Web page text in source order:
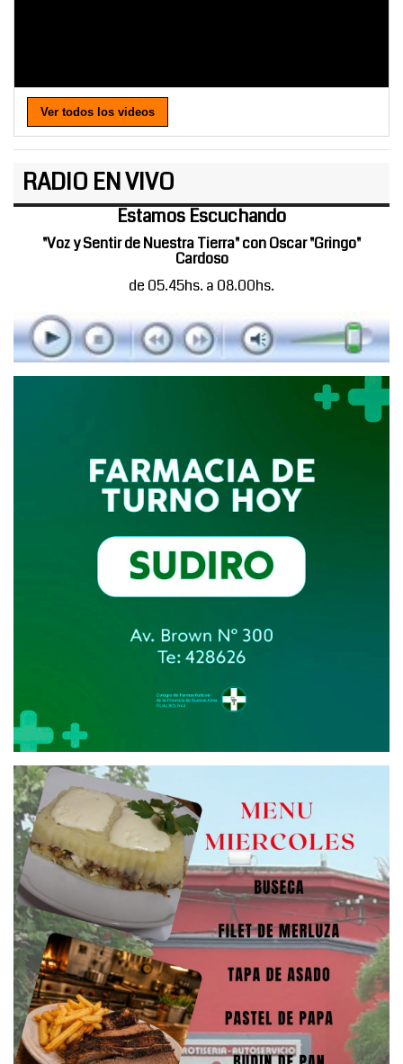
Ver todos los videos
RADIO EN VIVO
Estamos Escuchando
"Voz y Sentir de Nuestra Tierra" con Oscar "Gringo"
Cardoso
de 05.45hs. a 08.00hs.